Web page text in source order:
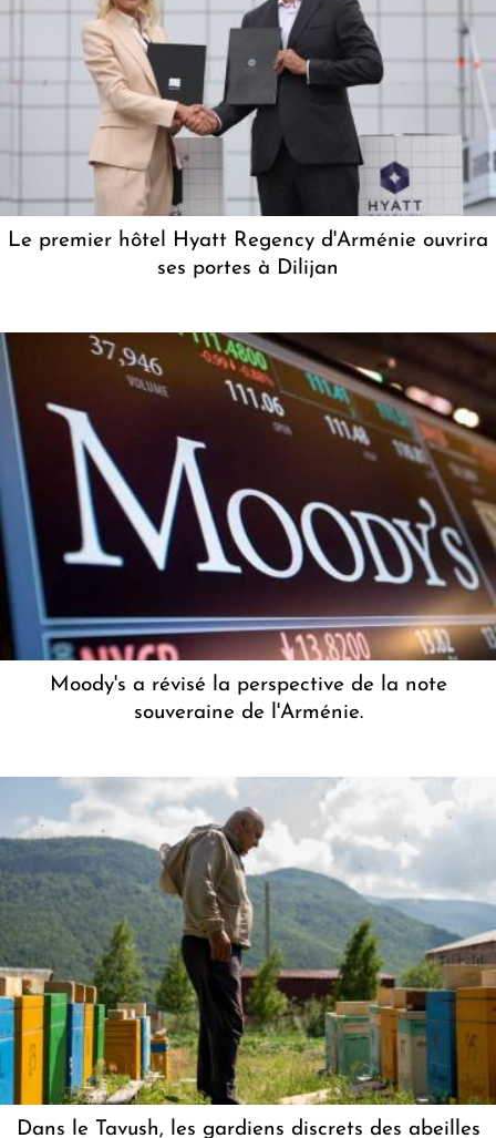
Le premier hôtel Hyatt Regency d'Arménie ouvrira
ses portes à Dilijan
Moody's a révisé la perspective de la note
souveraine de l'Arménie.
Dans le Tavush, les gardiens discrets des abeilles